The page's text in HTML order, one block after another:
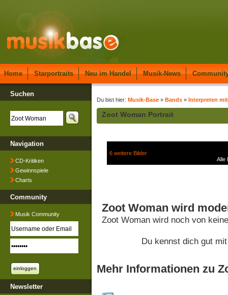
Home Starportraits Neu im Handel Musik-News
Suchen
Navigation
CD-Kritiken
Gewinnspiele
Charts
Community
Musik Community
Newsletter
Du bist hier: Musik-Base » Bands » Interpreten
Zoot Woman Portrait
6 weitere Bilder
Alle
Zoot Woman wird
Zoot Woman wird noch von
Du kennst dich gut
Mehr Informationen zu